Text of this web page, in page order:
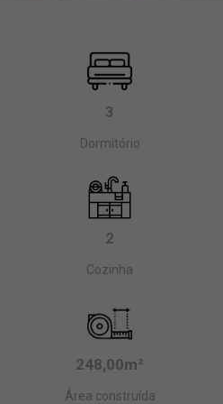
3
Dormitório
2
Cozinha
248,00m²
Área construída